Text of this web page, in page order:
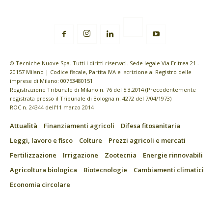
© Tecniche Nuove Spa. Tutti i diritti riservati. Sede legale Via Eritrea 21 -
20157 Milano | Codice fiscale, Partita IVA e Iscrizione al Registro delle
imprese di Milano: 00753480151
Registrazione Tribunale di Milano n. 76 del 5.3.2014 (Precedentemente
registrata presso il Tribunale di Bologna n. 4272 del 7/04/1973)
ROC n. 24344 dell’11 marzo 2014
Attualità Finanziamenti agricoli
Difesa fitosanitaria
Leggi, lavoro e fisco
Colture
Prezzi agricoli e mercati
Fertilizzazione
Irrigazione Zootecnia
Energie rinnovabili
Agricoltura biologica
Biotecnologie
Cambiamenti climatici
Economia circolare